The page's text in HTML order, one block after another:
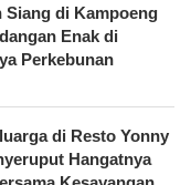
Siang di Kampoeng
Enak di
Perkebunan
di Resto Yonny
Hangatnya